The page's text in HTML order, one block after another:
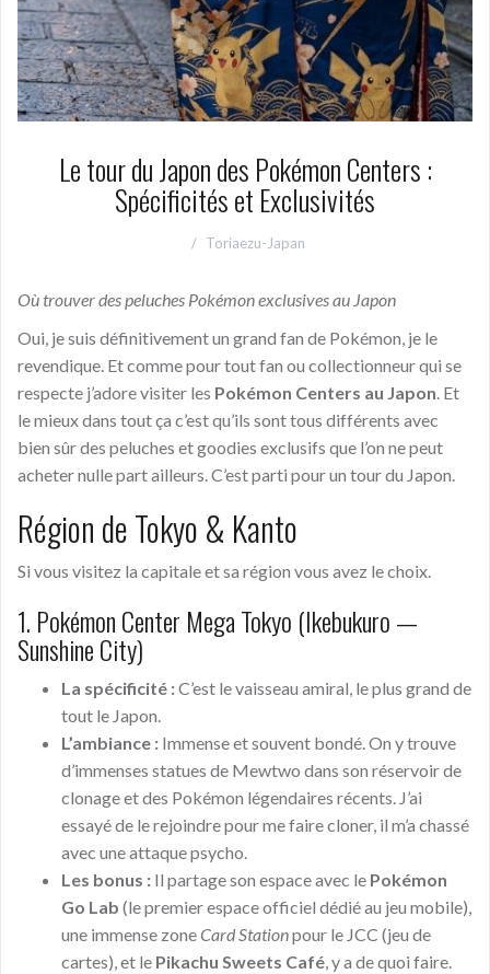
Le tour du Japon des Pokémon Centers :
Spécificités et Exclusivités
Toriaezu-Japan
Où trouver des peluches Pokémon exclusives au Japon
Oui, je suis définitivement un grand fan de Pokémon, je le
revendique. Et comme pour tout fan ou collectionneur qui se
respecte j’adore visiter les Pokémon Centers au Japon. Et
le mieux dans tout ça c’est qu’ils sont tous différents avec
bien sûr des peluches et goodies exclusifs que l’on ne peut
acheter nulle part ailleurs. C’est parti pour un tour du Japon.
Région de Tokyo & Kanto
Si vous visitez la capitale et sa région vous avez le choix.
1. Pokémon Center Mega Tokyo (Ikebukuro —
Sunshine City)
La spécificité :C’est le vaisseau amiral, le plus grand de
tout le Japon.
L’ambiance : Immense et souvent bondé. On y trouve
d’immenses statues de Mewtwo dans son réservoir de
clonage et des Pokémon légendaires récents. J’ai
essayé de le rejoindre pour me faire cloner, il m’a chassé
avec une attaque psycho.
Les bonus : Il partage son espace avec le Pokémon
Go Lab (le premier espace officiel dédié au jeu mobile),
une immense zoneCard Stationpour le JCC (jeu de
cartes), et le Pikachu Sweets Café, y a de quoi faire.